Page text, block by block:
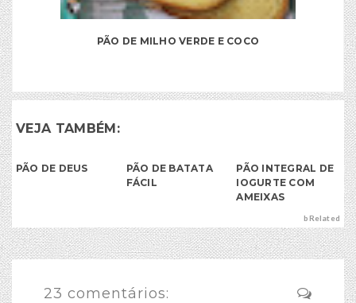
PÃO DE MILHO VERDE E COCO
VEJA TAMBÉM:
PÃO DE DEUS
PÃO DE BATATA
FÁCIL
PÃO INTEGRAL DE
IOGURTE COM
AMEIXAS
bRelated
23 comentários: